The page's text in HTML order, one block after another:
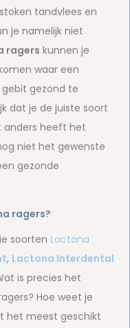
tandvlees en
je namelijk niet
ragers kunnen je
waar een
gezond te
dat je de juiste soort
anders heeft het
niet het gewenste
gezonde
ragers?
soorten Lactona
, Lactona Interdental
is precies het
Hoe weet je
het meest geschikt